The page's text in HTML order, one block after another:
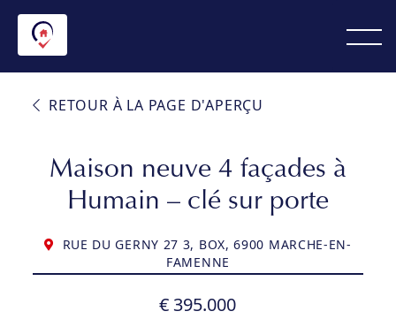
RETOUR À LA PAGE D'APERÇU
Maison neuve 4 façades à
Humain – clé sur porte
RUE DU GERNY 27 3, BOX, 6900 MARCHE-EN-
FAMENNE
€ 395.000